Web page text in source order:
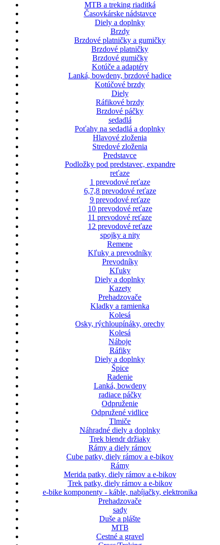
MTB a treking riaditká
Časovkárske nádstavce
Diely a doplnky
Brzdy
Brzdové platničky a gumičky
Brzdové platničky
Brzdové gumičky
Kotúče a adaptéry
Lanká, bowdeny, brzdové hadice
Kotúčové brzdy
Diely
Ráfikové brzdy
Brzdové páčky
sedadlá
Poťahy na sedadlá a doplnky
Hlavové zloženia
Stredové zloženia
Predstavce
Podložky pod predstavec, expandre
reťaze
1 prevodové reťaze
6,7,8 prevodové reťaze
9 prevodové reťaze
10 prevodové reťaze
11 prevodové reťaze
12 prevodové reťaze
spojky a nity
Remene
Kľuky a prevodníky
Prevodníky
Kľuky
Diely a doplnky
Kazety
Prehadzovače
Kladky a ramienka
Kolesá
Osky, rýchloupínáky, orechy
Kolesá
Náboje
Ráfiky
Diely a doplnky
Špice
Radenie
Lanká, bowdeny
radiace páčky
Odpruženie
Odpružené vidlice
Tlmiče
Náhradné diely a doplnky
Trek blendr držiaky
Rámy a diely rámov
Cube patky, diely rámov a e-bikov
Rámy
Merida patky, diely rámov a e-bikov
Trek patky, diely rámov a e-bikov
e-bike komponenty - káble, nabíjačky, elektronika
Prehadzovače
sady
Duše a plášte
MTB
Cestné a gravel